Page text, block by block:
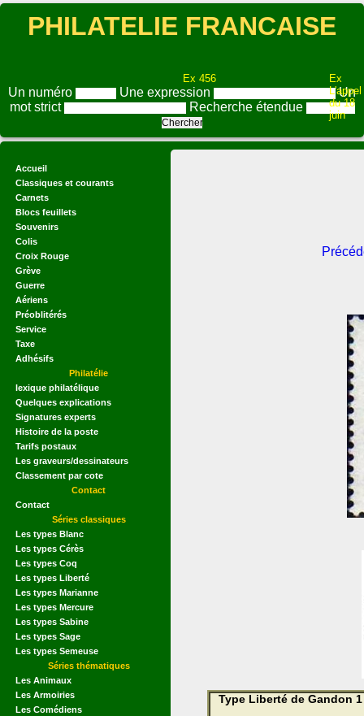
PHILATELIE FRANCAISE
Ex 456
Ex
L'appel
du 18
juin
Un numéro Une expression
Un
mot strict
Recherche étendue
Accueil
Classiques et courants
Carnets
Blocs feuillets
Souvenirs
Colis
Croix Rouge
Grève
Guerre
Aériens
Préoblitérés
Service
Taxe
Adhésifs
Philatélie
lexique philatélique
Quelques explications
Signatures experts
Histoire de la poste
Tarifs postaux
Les graveurs/dessinateurs
Classement par cote
Contact
Contact
Séries classiques
Les types Blanc
Les types Cérès
Les types Coq
Les types Liberté
Les types Marianne
Les types Mercure
Les types Sabine
Les types Sage
Les types Semeuse
Séries thématiques
Les Animaux
Les Armoiries
Les Comédiens
Type Liberté de Gandon